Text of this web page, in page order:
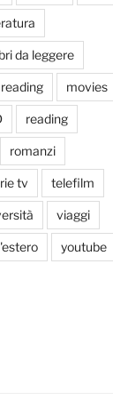
da leggere
movies
reading
romanzi
tv telefilm
viaggi
youtube